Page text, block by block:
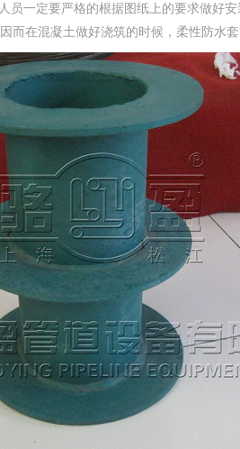
一定要严格的根据图纸上的要求做好
在混凝土做好浇筑的时候，柔性防水套